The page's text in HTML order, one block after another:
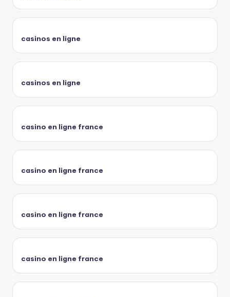
casinos en ligne
casinos en ligne
casino en ligne france
casino en ligne france
casino en ligne france
casino en ligne france